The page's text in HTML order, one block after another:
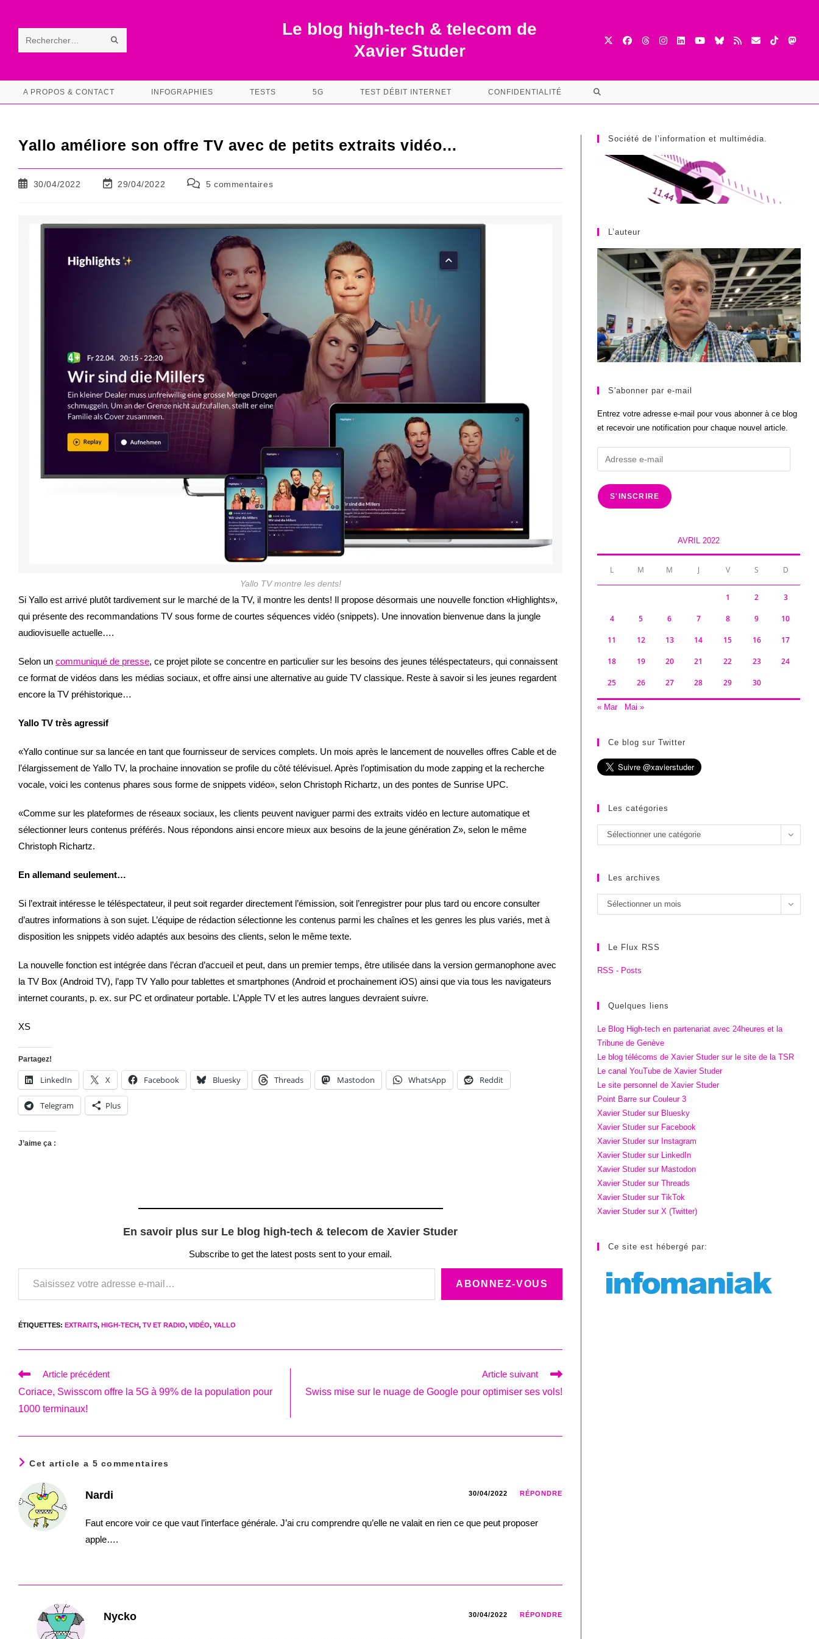
contentRechercher
ce RECHERCHE
Le blog high-tech & telecom de
Xavier Studer
A PROPOS & CONTACT INFOGRAPHIES TESTS 5G TEST DÉBIT INTERNET CONFIDENTIALITÉ TOGGLE
SEARCH
Yallo améliore son offre TV avec de petits extraits vidéo…
Publication
30/04/2022
Dernière
publication :
29/04/2022
Commentaires
5 commentaires
Yallo TV montre les dents!
Si Yallo est arrivé plutôt tardivement sur le marché de la TV, il montre les dents! Il propose désormais une nouvelle fonction «Highlights»,
qui présente des recommandations TV sous forme de courtes séquences vidéo (snippets). Une innovation bienvenue dans la jungle
audiovisuelle actuelle….
Selon un communiqué de presse, ce projet pilote se concentre en particulier sur les besoins des jeunes téléspectateurs, qui connaissent
ce format de vidéos dans les médias sociaux, et offre ainsi une alternative au guide TV classique. Reste à savoir si les jeunes regardent
encore la TV préhistorique…
Yallo TV très agressif
«Yallo continue sur sa lancée en tant que fournisseur de services complets. Un mois après le lancement de nouvelles offres Cable et de
l’élargissement de Yallo TV, la prochaine innovation se profile du côté télévisuel. Après l’optimisation du mode zapping et la recherche
vocale, voici les contenus phares sous forme de snippets vidéo», selon Christoph Richartz, un des pontes de Sunrise UPC.
«Comme sur les plateformes de réseaux sociaux, les clients peuvent naviguer parmi des extraits vidéo en lecture automatique et
sélectionner leurs contenus préférés. Nous répondons ainsi encore mieux aux besoins de la jeune génération Z», selon le même
Christoph Richartz.
En allemand seulement…
Si l’extrait intéresse le téléspectateur, il peut soit regarder directement l’émission, soit l’enregistrer pour plus tard ou encore consulter
d’autres informations à son sujet. L’équipe de rédaction sélectionne les contenus parmi les chaînes et les genres les plus variés, met à
disposition les snippets vidéo adaptés aux besoins des clients, selon le même texte.
La nouvelle fonction est intégrée dans l’écran d’accueil et peut, dans un premier temps, être utilisée dans la version germanophone avec
la TV Box (Android TV), l’app TV Yallo pour tablettes et smartphones (Android et prochainement iOS) ainsi que via tous les navigateurs
internet courants, p. ex. sur PC et ordinateur portable. L’Apple TV et les autres langues devraient suivre.
XS
Partagez!
LinkedIn X Facebook Bluesky Threads Mastodon WhatsApp Reddit
Telegram Plus
J’aime ça :
En savoir plus sur Le blog high-tech & telecom de Xavier Studer
Subscribe to get the latest posts sent to your email.
Saisissez votre adresse e-mail…
ABONNEZ-VOUS
ÉTIQUETTES: EXTRAITS, HIGH-TECH, TV ET RADIO, VIDÉO, YALLO
Read
articles
Article précédent
Coriace, Swisscom offre la 5G à 99% de la population pour
1000 terminaux!
Article suivant
Swiss mise sur le nuage de Google pour optimiser ses vols!
Cet article a 5 commentaires
Nardi 30/04/2022 RÉPONDRE
Faut encore voir ce que vaut l’interface générale. J’ai cru comprendre qu’elle ne valait en rien ce que peut proposer
apple….
Nycko 30/04/2022 RÉPONDRE
Société de l’information et multimédia.
L’auteur
S'abonner par e-mail
Entrez votre adresse e-mail pour vous abonner à ce blog
et recevoir une notification pour chaque nouvel article.
Adresse
e-
mail
S'INSCRIRE
AVRIL 2022
L M M J V S D
1 2 3
4 5 6 7 8 9 10
11 12 13 14 15 16 17
18 19 20 21 22 23 24
25 26 27 28 29 30
« Mar Mai »
Ce blog sur Twitter
Les catégories
Les
catégories
Sélectionner une catégorie
Les archives
Les
archives
Sélectionner un mois
Le Flux RSS
RSS - Posts
Quelques liens
Le Blog High-tech en partenariat avec 24heures et la
Tribune de Genève
Le blog télécoms de Xavier Studer sur le site de la TSR
Le canal YouTube de Xavier Studer
Le site personnel de Xavier Studer
Point Barre sur Couleur 3
Xavier Studer sur Bluesky
Xavier Studer sur Facebook
Xavier Studer sur Instagram
Xavier Studer sur LinkedIn
Xavier Studer sur Mastodon
Xavier Studer sur Threads
Xavier Studer sur TikTok
Xavier Studer sur X (Twitter)
Ce site est hébergé par: